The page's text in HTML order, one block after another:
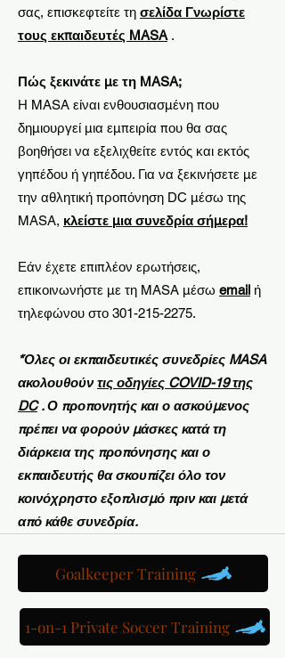
σας, επισκεφτείτε τη σελίδα Γνωρίστε
τους εκπαιδευτές MASA .
Πώς ξεκινάτε με τη MASA;
Η MASA είναι ενθουσιασμένη που
δημιουργεί μια εμπειρία που θα σας
βοηθήσει να εξελιχθείτε εντός και εκτός
γηπέδου ή γηπέδου. Για να ξεκινήσετε με
την αθλητική προπόνηση DC μέσω της
MASA, κλείστε μια συνεδρία σήμερα!
Εάν έχετε επιπλέον ερωτήσεις,
επικοινωνήστε με τη MASA μέσω email ή
τηλεφώνου στο 301-215-2275.
*Όλες οι εκπαιδευτικές συνεδρίες MASA
ακολουθούντις οδηγίες COVID-19 της
DC. Ο προπονητής και ο ασκούμενος
πρέπει να φορούν μάσκες κατά τη
διάρκεια της προπόνησης και ο
εκπαιδευτής θα σκουπίζει όλο τον
κοινόχρηστο εξοπλισμό πριν και μετά
από κάθε συνεδρία.
Goalkeeper Training
1-on-1 Private Soccer Training